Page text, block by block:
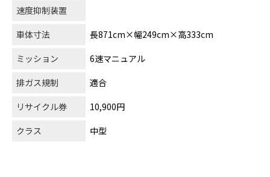
速度抑制装置
車体寸法
長871cm×幅249cm×高333cm
ミッション
6速マニュアル
排ガス規制
適合
リサイクル券
10,900円
クラス
中型